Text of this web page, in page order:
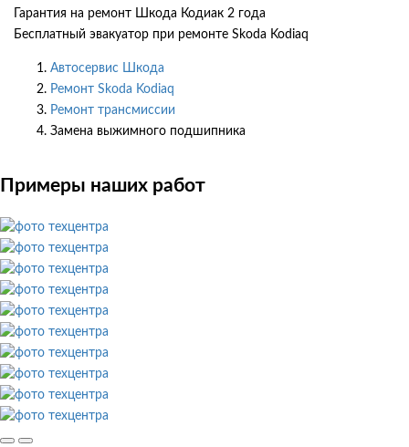
Гарантия на ремонт Шкода Кодиак 2 года
Бесплатный эвакуатор при ремонте Skoda Kodiaq
Автосервис Шкода
Ремонт Skoda Kodiaq
Ремонт трансмиссии
Замена выжимного подшипника
Примеры наших работ